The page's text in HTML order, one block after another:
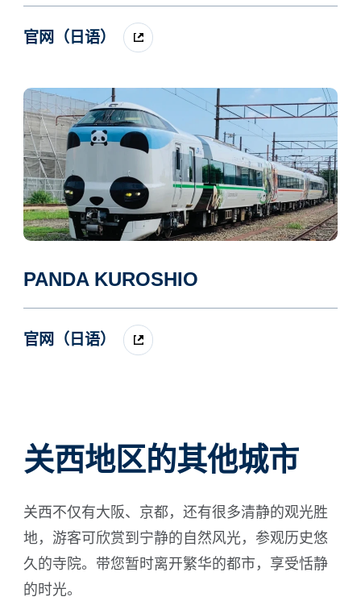
官网（日语）
PANDA KUROSHIO
官网（日语）
关西地区的其他城市
关西不仅有大阪、京都，还有很多清静的观光胜
地，游客可欣赏到宁静的自然风光，参观历史悠
久的寺院。带您暂时离开繁华的都市，享受恬静
的时光。